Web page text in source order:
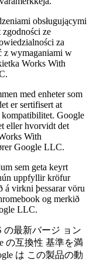
obsługującymi
ze
za
z wymaganiami w
Works With
med enheter som
er sertifisert at
Google
eller hvorvidt det
With
Google LLC.
sem geta keyrt
uppfyllir kröfur
virkni þessarar vöru
og merkið
LLC.
の最新バージ ョン
の互換性 基準を満
は この製品の動